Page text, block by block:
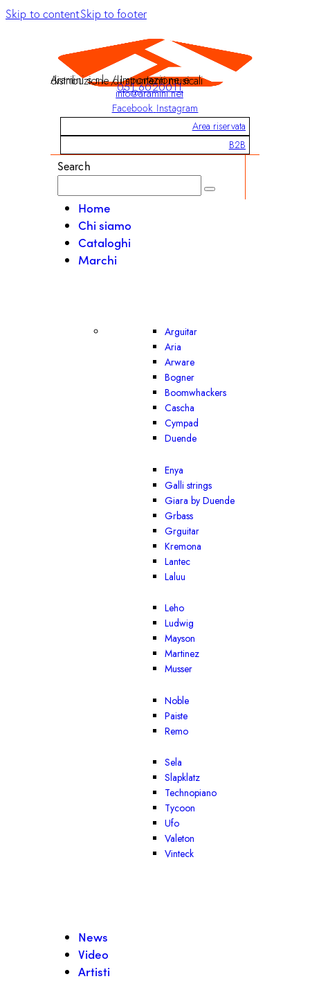
Skip to contentSkip to footer
Aramini s.r.l. / Importazione e distribuzione di strumenti musicali
051 6020011
info@aramini.net
Facebook Instagram
Area riservata
B2B
Search
Home
Chi siamo
Cataloghi
Marchi
Arguitar
Aria
Arware
Bogner
Boomwhackers
Cascha
Cympad
Duende
Enya
Galli strings
Giara by Duende
Grbass
Grguitar
Kremona
Lantec
Laluu
Leho
Ludwig
Mayson
Martinez
Musser
Noble
Paiste
Remo
Sela
Slapklatz
Technopiano
Tycoon
Ufo
Valeton
Vinteck
News
Video
Artisti